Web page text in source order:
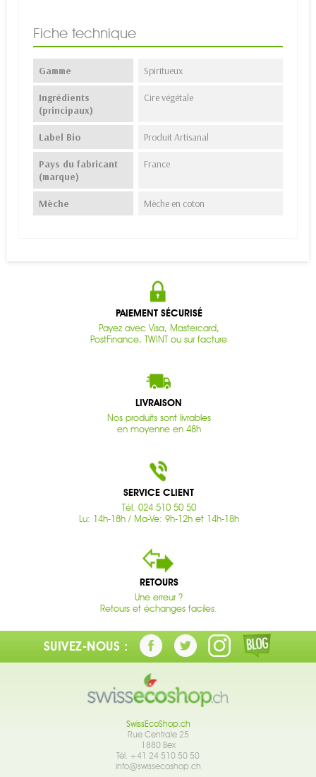
Fiche technique
Gamme Spiritueux
Ingrédients
(principaux)
Cire végétale
Label Bio Produit Artisanal
Pays du fabricant
(marque)
France
Mèche Mèche en coton
PAIEMENT SÉCURISÉ
Payez avec Visa, Mastercard,
PostFinance, TWINT ou sur facture
LIVRAISON
Nos produits sont livrables
en moyenne en 48h
SERVICE CLIENT
Tél. 024 510 50 50
Lu: 14h-18h / Ma-Ve: 9h-12h et 14h-18h
RETOURS
Une erreur ?
Retours et échanges faciles.
SUIVEZ-NOUS :
SwissEcoShop.ch
Rue Centrale 25
1880 Bex
Tél. +41 24 510 50 50
info@swissecoshop.ch